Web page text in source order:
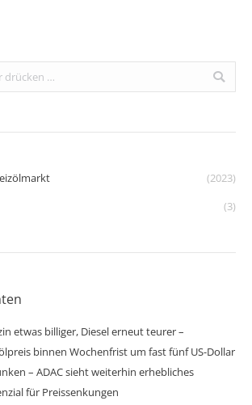
(2023)
(3)
etwas billiger, Diesel erneut teurer –
binnen Wochenfrist um fast fünf US-Dollar
– ADAC sieht weiterhin erhebliches
für Preissenkungen